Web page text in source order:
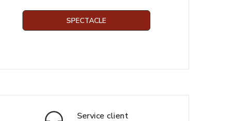
SPECTACLE
Service client